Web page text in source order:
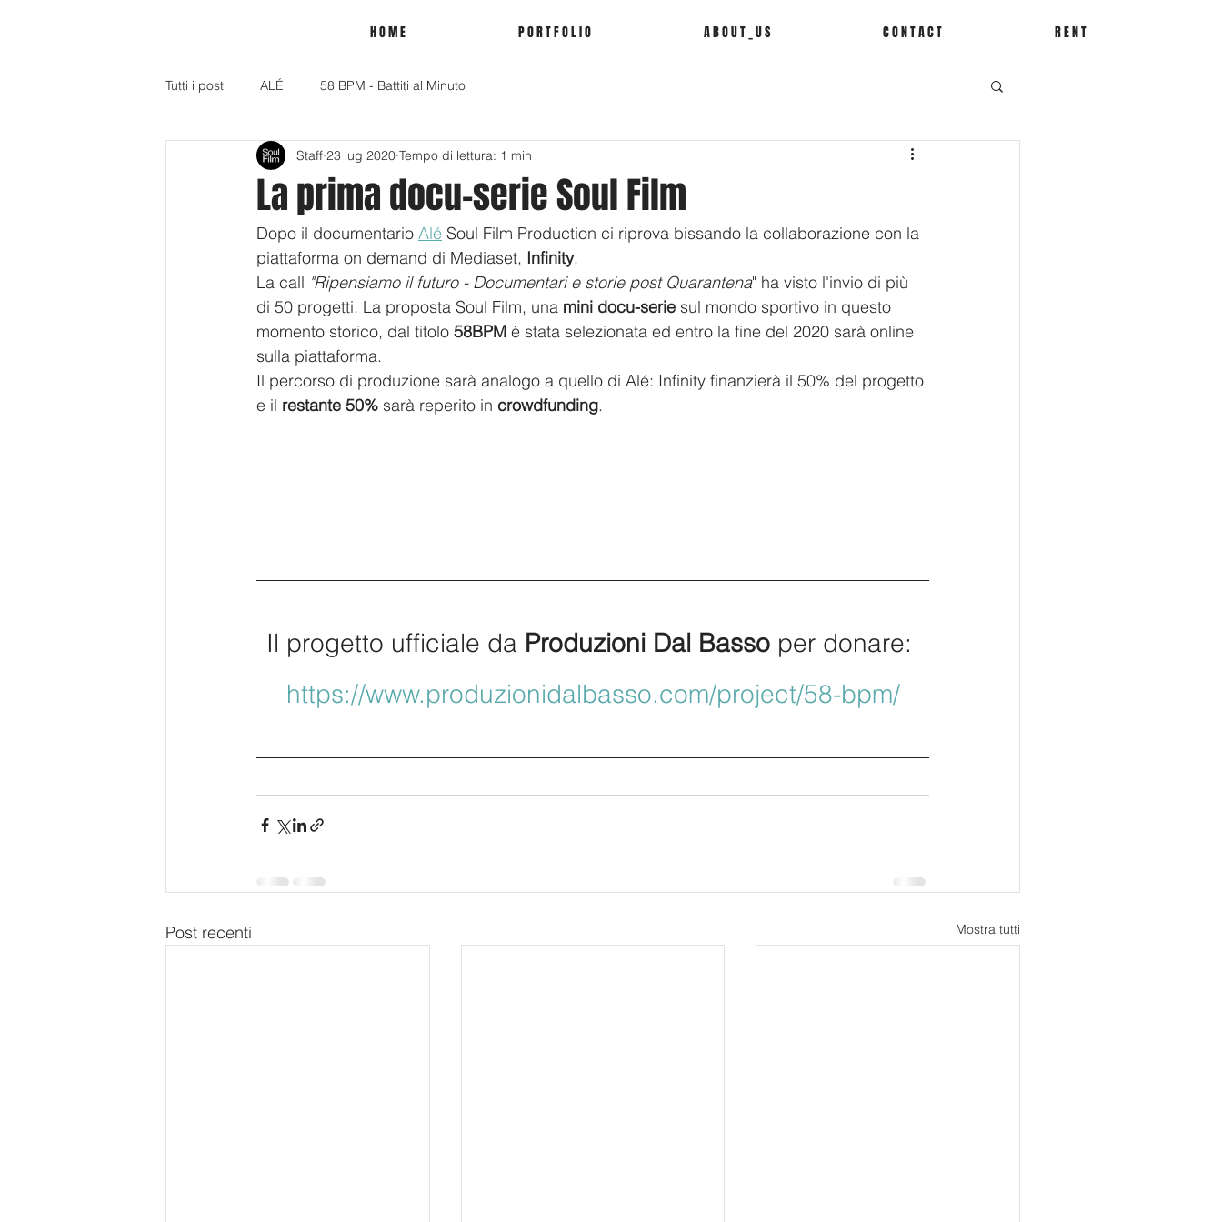
H O M E P O R T F O L I O A B O U T _ U S C O N T A C T R E N T
Tutti i post ALÉ 58 BPM - Battiti al Minuto
La prima docu-serie Soul Film
Staff 23 lug 2020 Tempo di lettura: 1 min
Dopo il documentario Alé Soul Film Production ci riprova bissando la collaborazione con la
piattaforma on demand di Mediaset, Infinity.
La call "Ripensiamo il futuro - Documentari e storie post Quarantena" ha visto l'invio di più
di 50 progetti. La proposta Soul Film, una mini docu-serie sul mondo sportivo in questo
momento storico, dal titolo 58BPM è stata selezionata ed entro la fine del 2020 sarà online
sulla piattaforma.
Il percorso di produzione sarà analogo a quello di Alé: Infinity finanzierà il 50% del progetto
e il restante 50% sarà reperito in crowdfunding.
Il progetto ufficiale da Produzioni Dal Basso per donare:
https://www.produzionidalbasso.com/project/58-bpm/
Post recenti Mostra tutti